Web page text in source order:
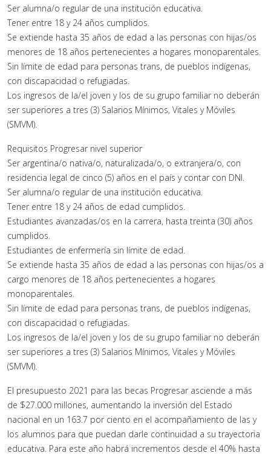
Ser alumna/o regular de una institución educativa.
Tener entre 18 y 24 años cumplidos.
Se extiende hasta 35 años de edad a las personas con hijas/os
menores de 18 años pertenecientes a hogares monoparentales.
Sin límite de edad para personas trans, de pueblos indígenas,
con discapacidad o refugiadas.
Los ingresos de la/el joven y los de su grupo familiar no deberán
ser superiores a tres (3) Salarios Mínimos, Vitales y Móviles
(SMVM).
Requisitos Progresar nivel superior
Ser argentina/o nativa/o, naturalizada/o, o extranjera/o, con
residencia legal de cinco (5) años en el país y contar con DNI.
Ser alumna/o regular de una institución educativa.
Tener entre 18 y 24 años de edad cumplidos.
Estudiantes avanzadas/os en la carrera, hasta treinta (30) años
cumplidos.
Estudiantes de enfermería sin límite de edad.
Se extiende hasta 35 años de edad a las personas con hijas/os a
cargo menores de 18 años pertenecientes a hogares
monoparentales.
Sin límite de edad para personas trans, de pueblos indígenas,
con discapacidad o refugiadas.
Los ingresos de la/el joven y los de su grupo familiar no deberán
ser superiores a tres (3) Salarios Mínimos, Vitales y Móviles
(SMVM).
El presupuesto 2021 para las becas Progresar asciende a más
de $27.000 millones, aumentando la inversión del Estado
nacional en un 163.7 por ciento en el acompañamiento de las y
los alumnos para que puedan darle continuidad a su trayectoria
educativa. Para este año habrá incrementos desde el 40% hasta